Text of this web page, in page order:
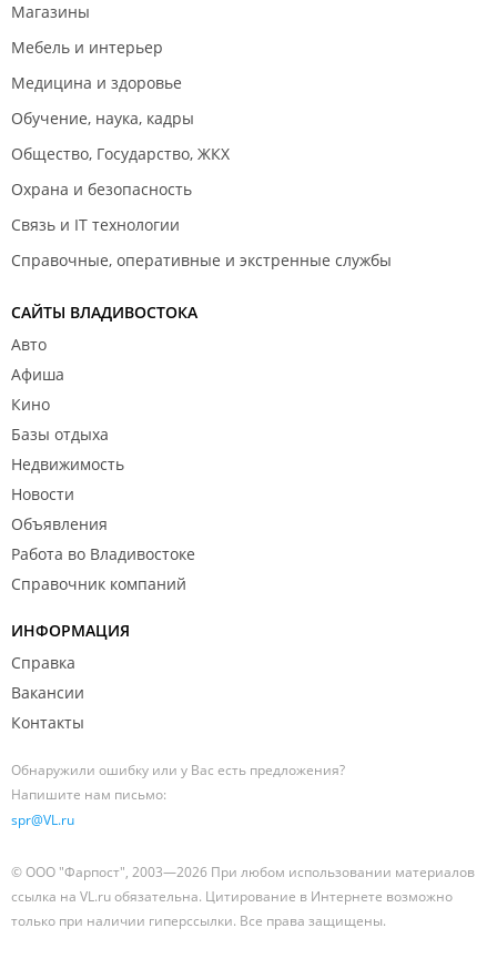
Магазины
Мебель и интерьер
Медицина и здоровье
Обучение, наука, кадры
Общество, Государство, ЖКХ
Охрана и безопасность
Связь и IT технологии
Справочные, оперативные и экстренные службы
САЙТЫ ВЛАДИВОСТОКА
Авто
Афиша
Кино
Базы отдыха
Недвижимость
Новости
Объявления
Работа во Владивостоке
Справочник компаний
ИНФОРМАЦИЯ
Справка
Вакансии
Контакты
Обнаружили ошибку или у Вас есть предложения?
Напишите нам письмо:
spr@VL.ru
© ООО "Фарпост", 2003—2026 При любом использовании материалов
ссылка на VL.ru обязательна. Цитирование в Интернете возможно
только при наличии гиперссылки. Все права защищены.